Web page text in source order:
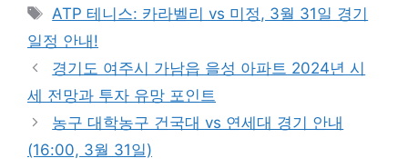
Tags
ATP 테니스: 카라벨리 vs 미정, 3월 31일 경기
일정 안내!
경기도 여주시 가남읍 을성 아파트 2024년 시
세 전망과 투자 유망 포인트
농구 대학농구 건국대 vs 연세대 경기 안내
(16:00, 3월 31일)